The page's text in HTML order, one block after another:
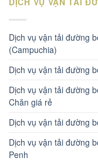
Dịch vụ vận tải đường
(Campuchia)
Dịch vụ vận tải đường
Dịch vụ vận tải đường
Chăn giá rẻ
Dịch vụ vận tải đường
Dịch vụ vận tải đường
Penh